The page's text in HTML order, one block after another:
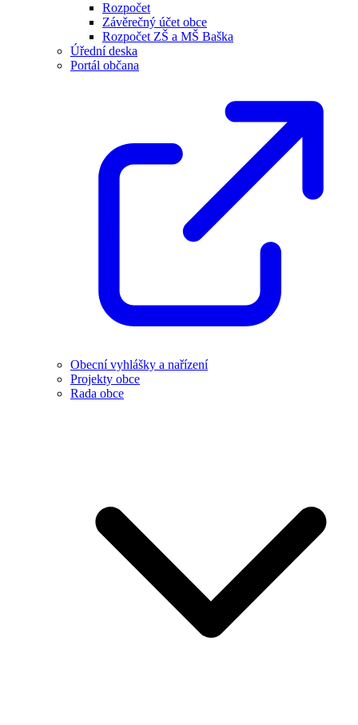
Rozpočet
Závěrečný účet obce
Rozpočet ZŠ a MŠ Baška
Úřední deska
Portál občana
Obecní vyhlášky a nařízení
Projekty obce
Rada obce